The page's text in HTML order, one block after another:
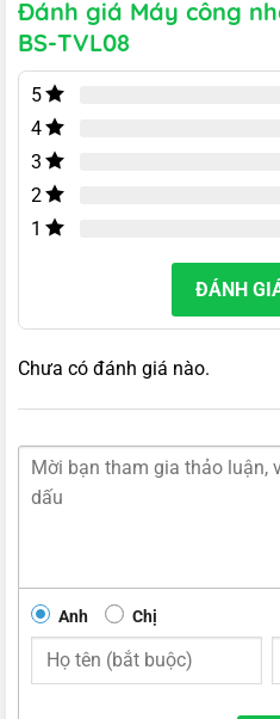
Đánh giá Máy công
BS-TVL08
5
4
3
2
1
ĐÁNH
Chưa có đánh giá nào.
Anh Chị